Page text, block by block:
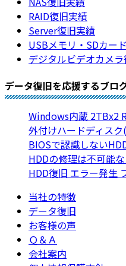
RAID復旧実績
Server復旧実績
USBメモリ・SDカー
デジタルビデオカメ
データ復旧を応援するブロ
Windows内蔵 2TBx2
外付けハードディス
BIOSで認識しない
HDDの修理は不可能
HDD復旧 エラー発生
当社の特徴
データ復旧
お客様の声
Ｑ＆Ａ
会社案内